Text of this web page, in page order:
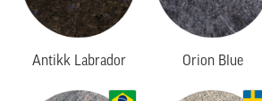
Antikk Labrador Orion Blue